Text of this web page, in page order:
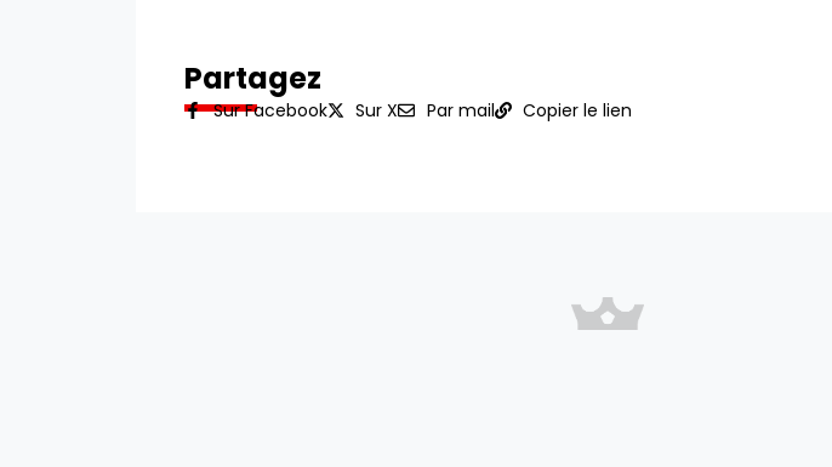
Partagez
Sur Facebook Sur X Par mail Copier le lien